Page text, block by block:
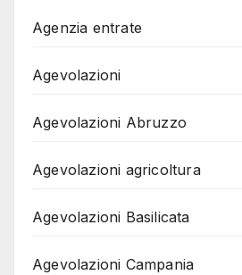
Agenzia entrate
Agevolazioni
Agevolazioni Abruzzo
Agevolazioni agricoltura
Agevolazioni Basilicata
Agevolazioni Campania